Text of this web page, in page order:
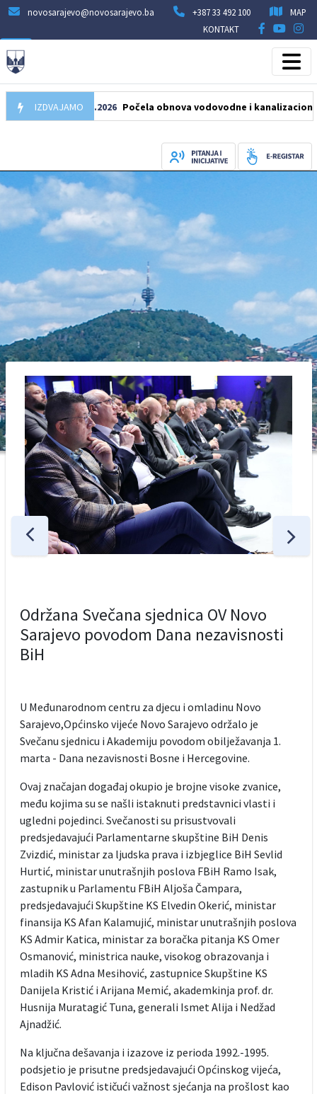
novosarajevo@novosarajevo.ba +387 33 492 100
MAP
KONTAKT
IZDVAJAMO
05.08.2026 Počela obnova vodovodne i kanalizacione mreže
Održana Svečana sjednica OV Novo
Sarajevo povodom Dana nezavisnosti
BiH
U Međunarodnom centru za djecu i omladinu Novo
Sarajevo,Općinsko vijeće Novo Sarajevo održalo je
Svečanu sjednicu i Akademiju povodom obilježavanja 1.
marta - Dana nezavisnosti Bosne i Hercegovine.
Ovaj značajan događaj okupio je brojne visoke zvanice,
među kojima su se našli istaknuti predstavnici vlasti i
ugledni pojedinci. Svečanosti su prisustvovali
predsjedavajući Parlamentarne skupštine BiH Denis
Zvizdić, ministar za ljudska prava i izbjeglice BiH Sevlid
Hurtić, ministar unutrašnjih poslova FBiH Ramo Isak,
zastupnik u Parlamentu FBiH Aljoša Čampara,
predsjedavajući Skupštine KS Elvedin Okerić, ministar
finansija KS Afan Kalamujić, ministar unutrašnjih poslova
KS Admir Katica, ministar za boračka pitanja KS Omer
Osmanović, ministrica nauke, visokog obrazovanja i
mladih KS Adna Mesihović, zastupnice Skupštine KS
Danijela Kristić i Arijana Memić, akademkinja prof. dr.
Husnija Muratagić Tuna, generali Ismet Alija i Nedžad
Ajnadžić.
Na ključna dešavanja i izazove iz perioda 1992.-1995.
podsjetio je prisutne predsjedavajući Općinskog vijeća,
Edison Pavlović ističući važnost sjećanja na prošlost kao